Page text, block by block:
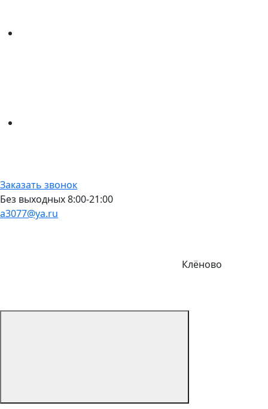
Заказать звонок
Без выходных 8:00-21:00
a3077@ya.ru
Клёново